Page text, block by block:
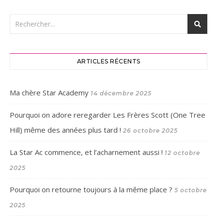
ARTICLES RÉCENTS
Ma chère Star Academy 14 décembre 2025
Pourquoi on adore reregarder Les Frères Scott (One Tree
Hill) même des années plus tard ! 26 octobre 2025
La Star Ac commence, et l’acharnement aussi ! 12 octobre
2025
Pourquoi on retourne toujours à la même place ? 5 octobre
2025